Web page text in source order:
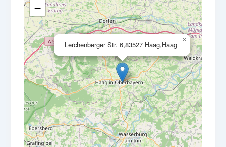
Lerchenberger Str. 6,83527 Haag,Haag
×
−